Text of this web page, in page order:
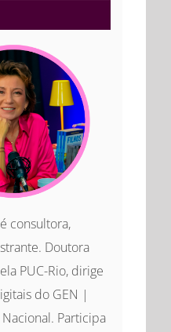
é consultora,
Doutora
PUC-Rio, dirige
do GEN |
Participa